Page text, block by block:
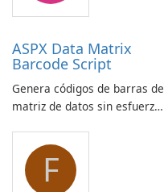
ASPX Data Matrix
Barcode Script
Genera códigos de barras de
matriz de datos sin esfuerzo
barras de matriz de datos
ASPX
F